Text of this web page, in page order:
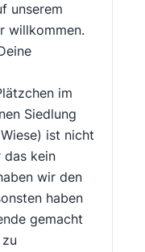
unserem
willkommen.
im
Siedlung
ist nicht
das kein
wir den
haben
gemacht